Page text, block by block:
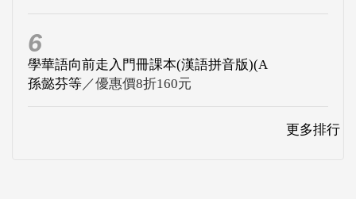
6
學華語向前走入門冊課本(漢語拼音版)(A
孫懿芬等／優惠價8折160元
更多排行